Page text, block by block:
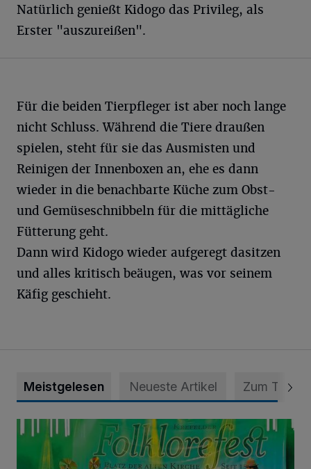
Natürlich genießt Kidogo das Privileg, als
Erster "auszureißen".
Für die beiden Tierpfleger ist aber noch lange
nicht Schluss. Während die Tiere draußen
spielen, steht für sie das Ausmisten und
Reinigen der Innenboxen an, ehe es dann
wieder in die benachbarte Küche zum Obst-
und Gemüseschnibbeln für die mittägliche
Fütterung geht.
Dann wird Kidogo wieder aufgeregt dasitzen
und alles kritisch beäugen, was vor seinem
Käfig geschieht.
Meistgelesen Neueste Artikel Zum Thema
Folklorefest Krefeld – „Frauen dieser Welt“